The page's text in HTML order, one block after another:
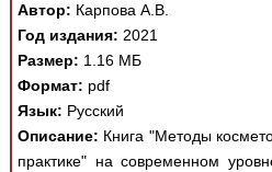
Автор: Карпова А.В.
Год издания: 2021
Размер: 1.16 МБ
Формат: pdf
Язык: Русский
Описание: Книга "Методы
практике" на современном